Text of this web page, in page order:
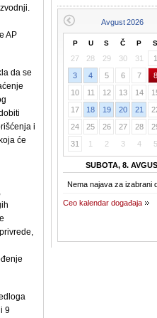
AP
da se
i
će
9
P U S Č P S
27 28 29 30 31 1
3
4 5 6 7 8
10
11 12 13 14
17
18 19 20 21
24
25 26 27 28
31
1 2 3 4 5
SUBOTA, 8.
Nema najava za izabrani
Ceo kalendar događaja